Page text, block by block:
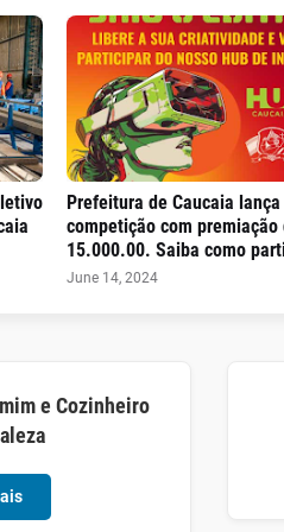
Prefeitura de Caucaia lança
competição com premiação
15.000.00. Saiba como
June 14, 2024
e Cozinheiro